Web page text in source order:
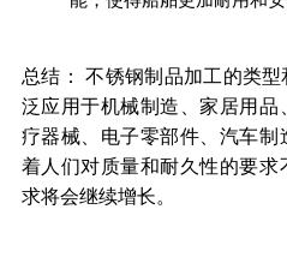
总结： 不锈钢制品加工的类
泛应用于机械制造、家居用
疗器械、电子零部件、汽车
着人们对质量和耐久性的要
求将会继续增长。